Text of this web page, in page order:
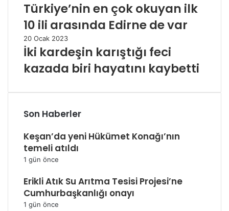
Türkiye’nin en çok okuyan ilk
10 ili arasında Edirne de var
20 Ocak 2023
İki kardeşin karıştığı feci
kazada biri hayatını kaybetti
Son Haberler
Keşan’da yeni Hükümet Konağı’nın
temeli atıldı
1 gün önce
Erikli Atık Su Arıtma Tesisi Projesi’ne
Cumhurbaşkanlığı onayı
1 gün önce